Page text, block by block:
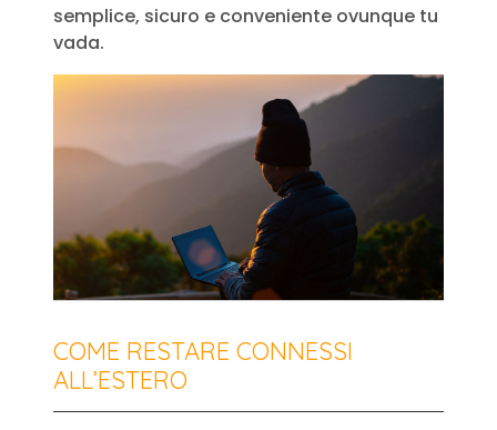
semplice, sicuro e conveniente ovunque tu
vada.
COME RESTARE CONNESSI
ALL’ESTERO